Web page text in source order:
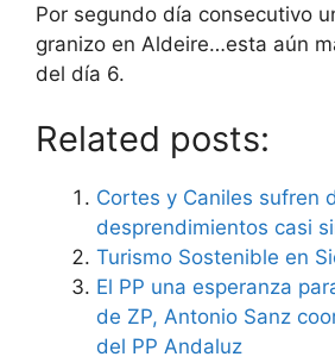
Por segundo día consecutivo
granizo en Aldeire…esta aún
del día 6.
Related posts:
Cortes y Caniles sufren
desprendimientos casi
Turismo Sostenible en
El PP una esperanza
de ZP, Antonio Sanz
del PP Andaluz